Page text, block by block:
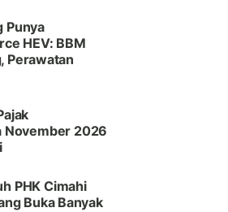
Punya
HEV: BBM
Perawatan
November 2026
PHK Cimahi
Buka Banyak